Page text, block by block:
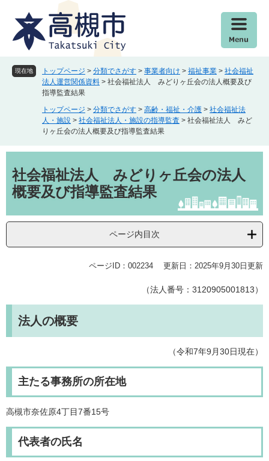
現在地 トップページ > 分類でさがす > 事業者向け > 福祉事業 > 社会福祉
法人運営関係資料 > 社会福祉法人 みどりヶ丘会の法人概要及び
指導監査結果
トップページ > 分類でさがす > 高齢・福祉・介護 > 社会福祉法
人・施設 > 社会福祉法人・施設の指導監査 > 社会福祉法人 みど
りヶ丘会の法人概要及び指導監査結果
文社会福祉法人 みどりヶ丘会の法人
概要及び指導監査結果
ページ内目次
ページID：002234 更新日：2025年9月30日更新
（法人番号：3120905001813）
法人の概要
（令和7年9月30日現在）
主たる事務所の所在地
高槻市奈佐原4丁目7番15号
代表者の氏名